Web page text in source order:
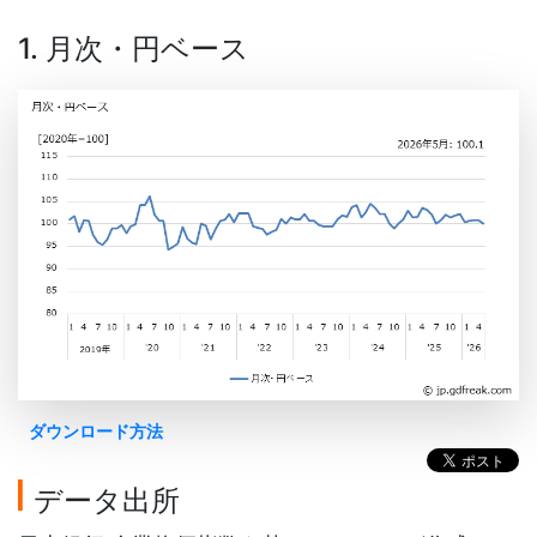
1. 月次・円ベース
ダウンロード方法
データ出所